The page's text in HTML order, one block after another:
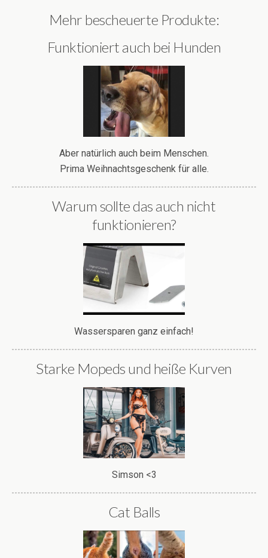
Mehr bescheuerte Produkte:
Funktioniert auch bei Hunden
Aber natürlich auch beim Menschen.
Prima Weihnachtsgeschenk für alle.
Warum sollte das auch nicht
funktionieren?
Wassersparen ganz einfach!
Starke Mopeds und heiße Kurven
Simson <3
Cat Balls